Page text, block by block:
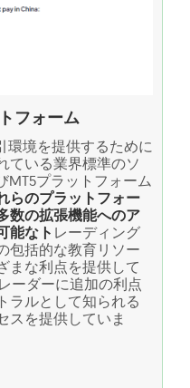
フォーム
環境を提供するために
ている業界標準のソ
MT5プラットフォーム
らのプラットフォー
数の拡張機能へのア
能なト レーディング
包括的な教育リソー
まな利点を提供して
ーダーに追加の利点
ラルとして知られる
スを提供していま